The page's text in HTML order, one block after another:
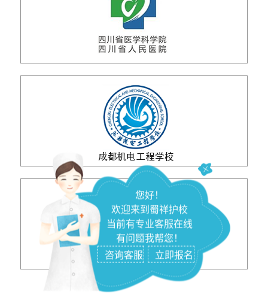
您好！
欢迎来到蜀祥护校
当前有专业客服在线
有问题我帮您！
咨询客服 立即报名